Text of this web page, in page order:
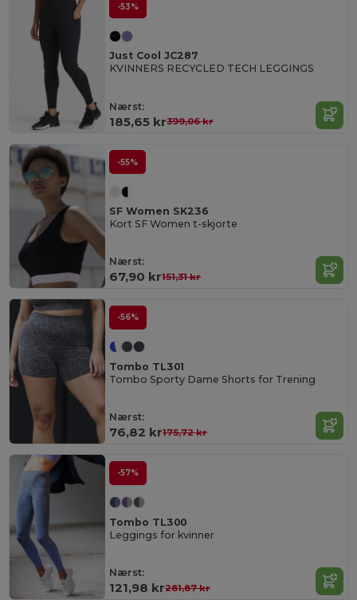
-53%
Just Cool JC287
KVINNERS RECYCLED TECH LEGGINGS
Nærst:
185,65 kr399,06 kr
-55%
SF Women SK236
Kort SF Women t-skjorte
Nærst:
67,90 kr151,31 kr
-56%
Tombo TL301
Tombo Sporty Dame Shorts for Trening
Nærst:
76,82 kr175,72 kr
-57%
Tombo TL300
Leggings for kvinner
Nærst:
121,98 kr281,87 kr